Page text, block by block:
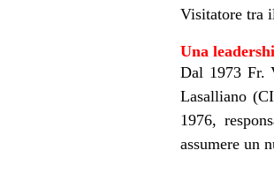
Visitatore tra
Una
Dal 1973 Fr.
Lasalliano
1976,
assumere un